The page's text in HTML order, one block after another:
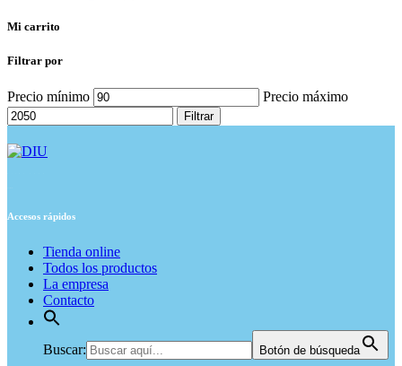
Mi carrito
Filtrar por
Precio mínimo Precio máximo
Filtrar
Accesos rápidos
Tienda online
Todos los productos
La empresa
Contacto
Buscar: Botón de búsqueda